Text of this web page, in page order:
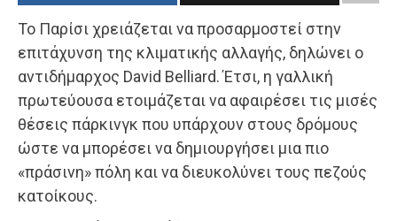
Το Παρίσι χρειάζεται να προσαρμοστεί στην
επιτάχυνση της κλιματικής αλλαγής, δηλώνει o
αντιδήμαρχος David Belliard. Έτσι, η γαλλική
πρωτεύουσα ετοιμάζεται να αφαιρέσει τις μισές
θέσεις πάρκινγκ που υπάρχουν στους δρόμους
ώστε να μπορέσει να δημιουργήσει μια πιο
«πράσινη» πόλη και να διευκολύνει τους πεζούς
κατοίκους.